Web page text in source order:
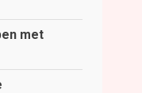
met